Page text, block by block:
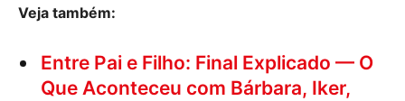
Veja também:
Entre Pai e Filho: Final Explicado — O
Que Aconteceu com Bárbara, Iker,